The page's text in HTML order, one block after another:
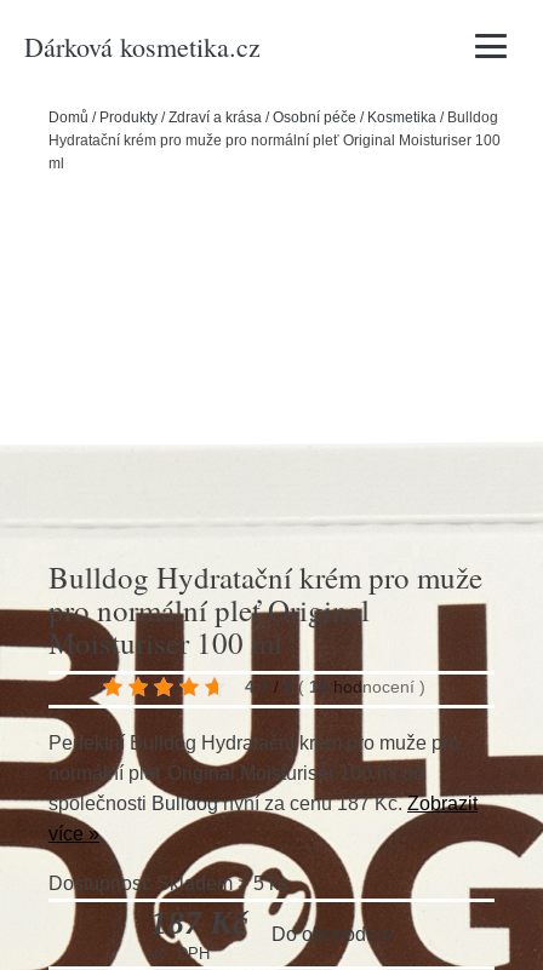
Dárková kosmetika.cz Vyhledávání
Domů / Produkty /Zdraví a krása /Osobní péče / Kosmetika / Bulldog
Hydratační krém pro muže pro normální pleť Original Moisturiser 100
ml
Bulldog Hydratační krém pro muže
pro normální pleť Original
Moisturiser 100 ml
4.7 / 5 ( 15 hodnocení )
Perfektní Bulldog Hydratační krém pro muže pro
normální pleť Original Moisturiser 100 ml od
společnosti Bulldognyní za cenu 187 Kč.Zobrazit
více »
Dostupnost: Skladem > 5 ks
187 Kč
vč. DPH
Do obchodu »